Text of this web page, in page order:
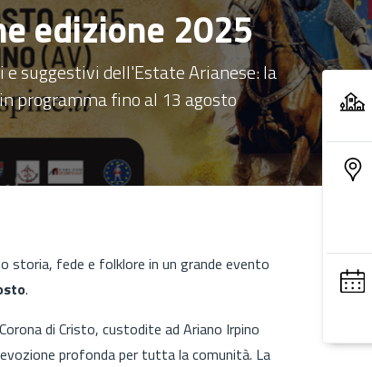
edizione 2025
suggestivi dell'Estate Arianese: la
programma fino al 13 agosto
storia, fede e folklore in un grande evento
.
di Cristo, custodite ad Ariano Irpino
profonda per tutta la comunità. La